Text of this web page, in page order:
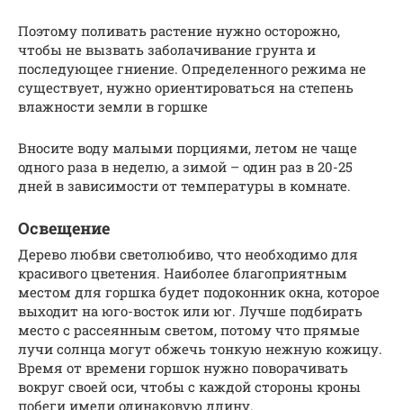
Поэтому поливать растение нужно осторожно,
чтобы не вызвать заболачивание грунта и
последующее гниение. Определенного режима не
существует, нужно ориентироваться на степень
влажности земли в горшке
Вносите воду малыми порциями, летом не чаще
одного раза в неделю, а зимой – один раз в 20-25
дней в зависимости от температуры в комнате.
Освещение
Дерево любви светолюбиво, что необходимо для
красивого цветения. Наиболее благоприятным
местом для горшка будет подоконник окна, которое
выходит на юго-восток или юг. Лучше подбирать
место с рассеянным светом, потому что прямые
лучи солнца могут обжечь тонкую нежную кожицу.
Время от времени горшок нужно поворачивать
вокруг своей оси, чтобы с каждой стороны кроны
побеги имели одинаковую длину.